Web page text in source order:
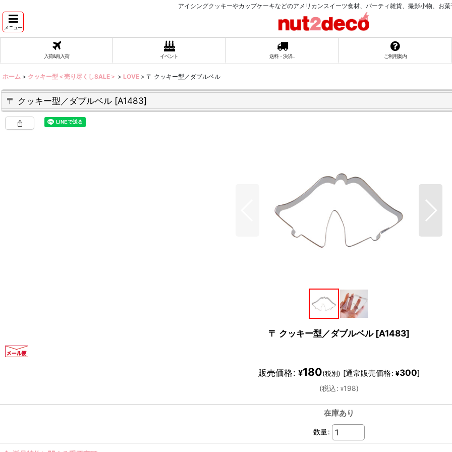
アイシングクッキーやカップケーキなどのアメリカンスイーツ食材、パーティ雑貨、撮影小物、お
メニュー
入荷&再入荷 イベント 送料・決済... ご利用案内
ホーム > クッキー型＜売り尽くしSALE＞ > LOVE > 〒 クッキー型／ダブルベル
〒 クッキー型／ダブルベル [A1483]
〒 クッキー型／ダブルベル [A1483]
販売価格: ¥180(税別) [通常販売価格: ¥300]
(税込: ¥198)
在庫あり
数量: